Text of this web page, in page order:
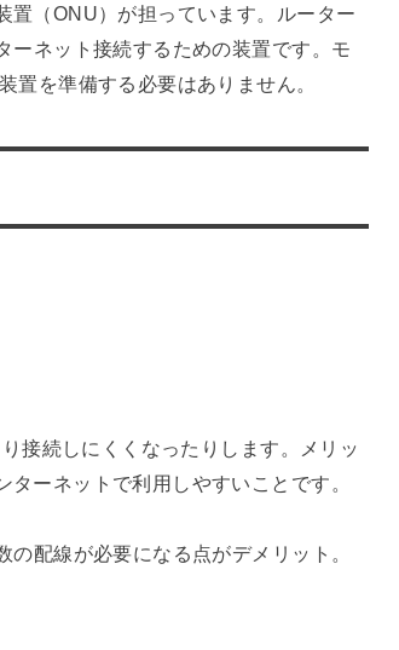
置（ONU）が担っています。ルーター
ーネット接続するための装置です。モ
置を準備する必要はありません。
接続しにくくなったりします。メリッ
ーネットで利用しやすいことです。
配線が必要になる点がデメリット。